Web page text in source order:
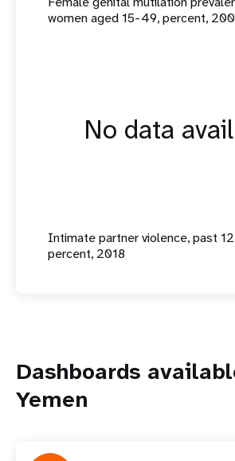
women aged 15-49, percent,
No data
Intimate partner violence, past
percent, 2018
Dashboards
Yemen